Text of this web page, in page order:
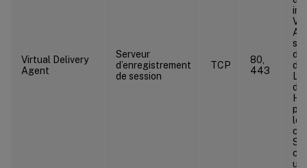
Virtual Delivery
Agent
Serveur
d’enregistrement
de session
TCP
80,
443
de
les
Si